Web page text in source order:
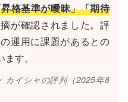
格基準が曖昧」「期待
が確認されました。評
運用に課題があるとの
す。
カイシャの評判（2025年8